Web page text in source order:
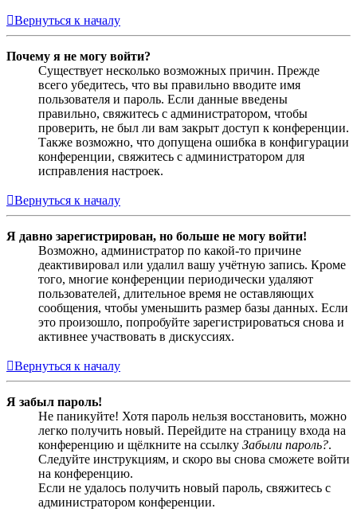
Вернуться к началу
Почему я не могу войти?
Существует несколько возможных причин. Прежде
всего убедитесь, что вы правильно вводите имя
пользователя и пароль. Если данные введены
правильно, свяжитесь с администратором, чтобы
проверить, не был ли вам закрыт доступ к конференции.
Также возможно, что допущена ошибка в конфигурации
конференции, свяжитесь с администратором для
исправления настроек.
Вернуться к началу
Я давно зарегистрирован, но больше не могу войти!
Возможно, администратор по какой-то причине
деактивировал или удалил вашу учётную запись. Кроме
того, многие конференции периодически удаляют
пользователей, длительное время не оставляющих
сообщения, чтобы уменьшить размер базы данных. Если
это произошло, попробуйте зарегистрироваться снова и
активнее участвовать в дискуссиях.
Вернуться к началу
Я забыл пароль!
Не паникуйте! Хотя пароль нельзя восстановить, можно
легко получить новый. Перейдите на страницу входа на
конференцию и щёлкните на ссылку Забыли пароль?.
Следуйте инструкциям, и скоро вы снова сможете войти
на конференцию.
Если не удалось получить новый пароль, свяжитесь с
администратором конференции.